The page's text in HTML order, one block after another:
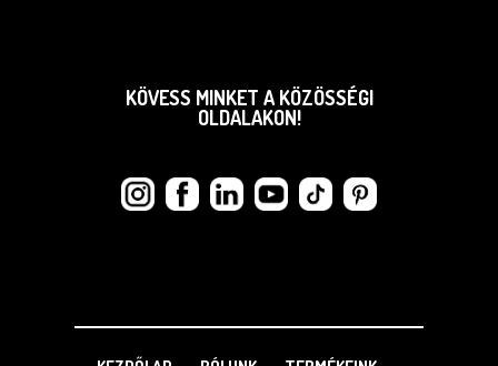
KÖVESS MINKET A KÖZÖSSÉGI
OLDALAKON!